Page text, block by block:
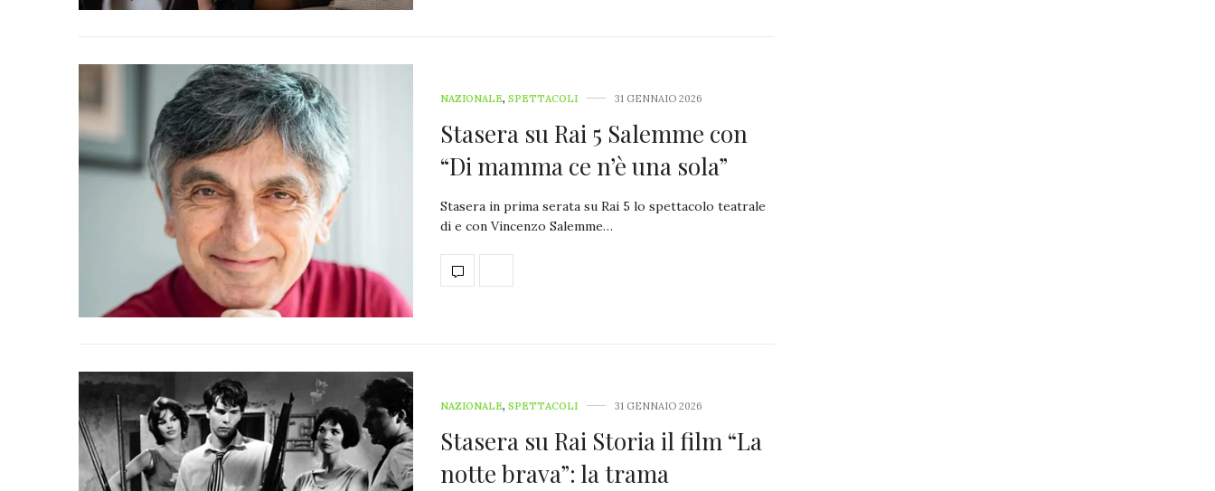
NAZIONALE, SPETTACOLI 31 GENNAIO 2026
Stasera su Rai 5 Salemme con
“Di mamma ce n’è una sola”
Stasera in prima serata su Rai 5 lo spettacolo teatrale
di e con Vincenzo Salemme…
NAZIONALE, SPETTACOLI 31 GENNAIO 2026
Stasera su Rai Storia il film “La
notte brava”: la trama